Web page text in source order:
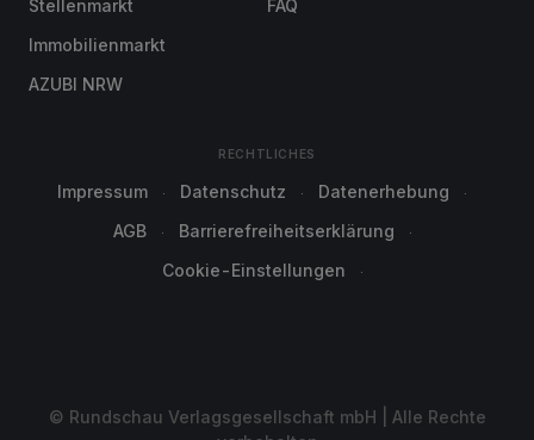
Stellenmarkt
Immobilienmarkt
AZUBI NRW
FAQ
RECHTLICHES
Impressum Datenschutz
Datenerhebung
AGB
Barrierefreiheitserklärung
Cookie-Einstellungen
© Rundschau Verlagsgesellschaft mbH | Alle Rechte